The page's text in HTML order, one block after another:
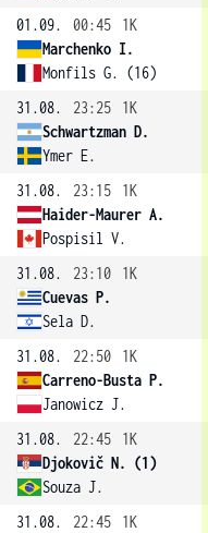
01.09.
00:45
1K
Marchenko I.
Monfils G. (16)
31.08.
23:25
1K
Schwartzman D.
Ymer E.
31.08.
23:15
1K
Haider-Maurer A.
Pospisil V.
31.08.
23:10
1K
Cuevas P.
Sela D.
31.08.
22:50
1K
Carreno-Busta P.
Janowicz J.
31.08.
22:45
1K
Djokovič N. (1)
Souza J.
31.08.
22:45
1K